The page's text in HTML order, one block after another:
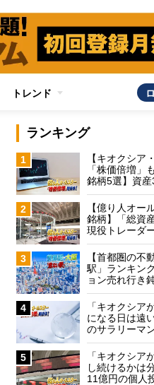
トレンド
ランキング
1
【キオクシア
「株価倍増」
銘柄5選】資産
2
【億り人オー
銘柄】「総資
現役トレーダ
3
【首都圏の不
駅」ランキン
ョン売れ行き
4
「キオクシア
になる日は遠
のサラリーマ
5
「キオクシア
し続けるかは
11億円の個人